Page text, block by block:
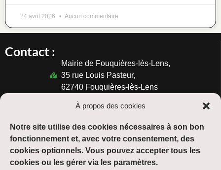
À propos des cookies
Notre site utilise des cookies nécessaires à son bon
fonctionnement et, avec votre consentement, des
cookies optionnels. Vous pouvez accepter tous les
cookies ou les gérer via les paramètres.
24 avril 2026 Aucun commentaire
Contact :
Mairie de Fouquières-lès-Lens,
35 rue Louis Pasteur,
62740 Fouquières-lès-Lens
Horaires :
de 08h30 à 12h00 et de 13h30 à 17h30
Suivre :